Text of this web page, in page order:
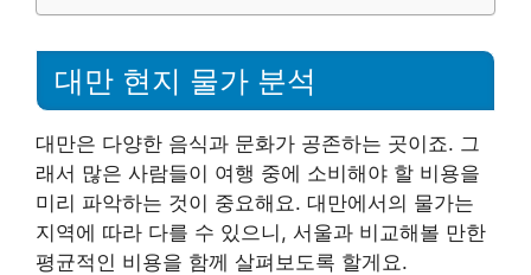
대만 현지 물가 분석
대만은 다양한 음식과 문화가 공존하는 곳이죠. 그
래서 많은 사람들이 여행 중에 소비해야 할 비용을
미리 파악하는 것이 중요해요. 대만에서의 물가는
지역에 따라 다를 수 있으니, 서울과 비교해볼 만한
평균적인 비용을 함께 살펴보도록 할게요.